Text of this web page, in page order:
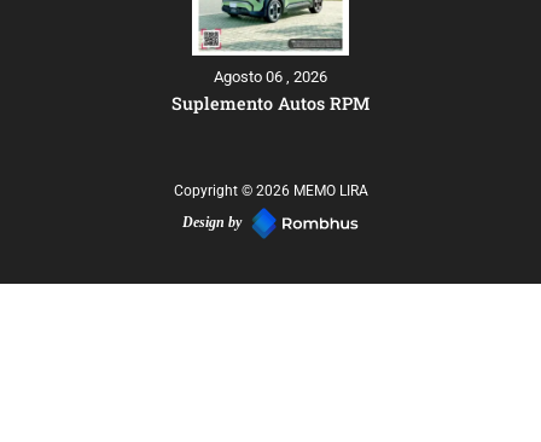
Agosto 06 , 2026
Suplemento Autos RPM
Copyright © 2026 MEMO LIRA
Design by